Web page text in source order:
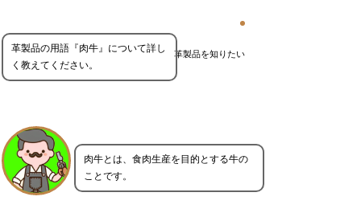
革製品を知りたい
革製品の用語『肉牛』について詳し
く教えてください。
肉牛とは、食肉生産を目的とする牛の
ことです。